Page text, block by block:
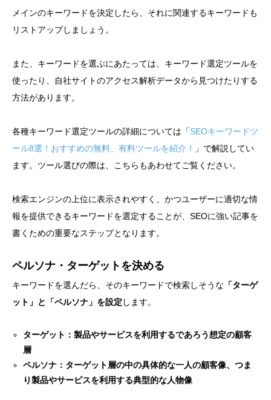
メインのキーワードを決定したら、それに関連するキーワードも
リストアップしましょう。
また、キーワードを選ぶにあたっては、キーワード選定ツールを
使ったり、自社サイトのアクセス解析データから見つけたりする
方法があります。
各種キーワード選定ツールの詳細については「SEOキーワードツ
ール8選！おすすめの無料、有料ツールを紹介！
」で解説してい
ます。ツール選びの際は、こちらもあわせてご覧ください。
検索エンジンの上位に表示されやすく、かつユーザーに適切な情
報を提供できるキーワードを選定することが、SEOに強い記事を
書くための重要なステップとなります。
ペルソナ・ターゲットを決める
キーワードを選んだら、そのキーワードで検索しそうな 「ターゲ
ット」と「ペルソナ」を設定 します。
ターゲット：製品やサービスを利用するであろう想定の顧客
層
ペルソナ：ターゲット層の中の具体的な一人の顧客像、つま
り製品やサービスを利用する典型的な人物像